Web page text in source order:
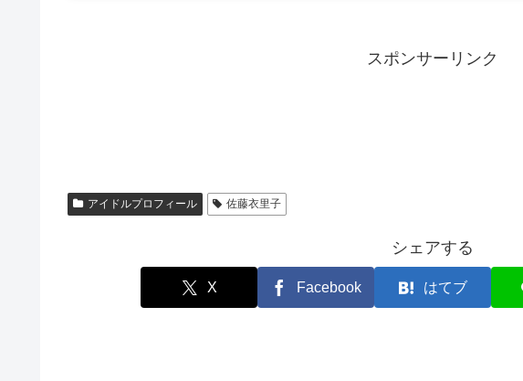
スポンサーリンク
アイドルプロフィール 佐藤衣里子
シェアする
X Facebook はてブ